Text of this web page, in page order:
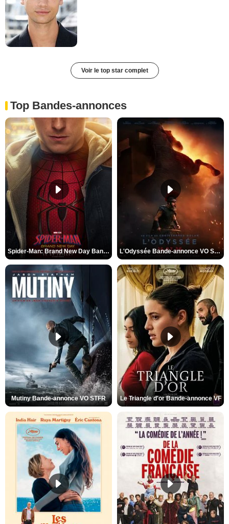
Voir le top star complet
Top Bandes-annonces
Spider-Man: Brand New Day Bande-annonce VO STFR L'Odyssée Bande-annonce VO STFR
Mutiny Bande-annonce VO STFR Le Triangle d'or Bande-annonce VF